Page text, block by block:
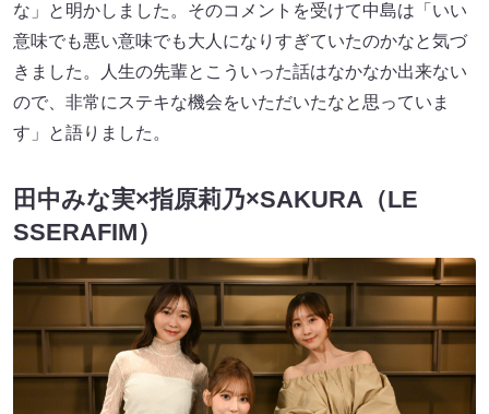
な」と明かしました。そのコメントを受けて中島は「いい
意味でも悪い意味でも大人になりすぎていたのかなと気づ
きました。人生の先輩とこういった話はなかなか出来ない
ので、非常にステキな機会をいただいたなと思っていま
す」と語りました。
田中みな実×指原莉乃×SAKURA（LE
SSERAFIM）